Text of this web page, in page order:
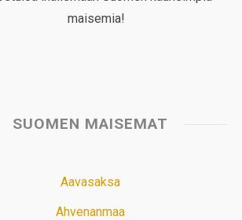
maisemia!
SUOMEN MAISEMAT
Aavasaksa
Ahvenanmaa